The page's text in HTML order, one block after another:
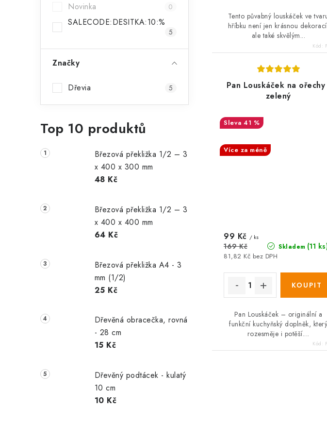
Novinka 0
SALECODE:DESITKA:10:%
5
Značky
Dřevia 5
Top 10 produktů
Březová překližka 1/2 – 3
x 400 x 300 mm
48 Kč
Březová překližka 1/2 – 3
x 400 x 400 mm
64 Kč
Březová překližka A4 - 3
mm (1/2)
25 Kč
Dřevěná obracečka, rovná
- 28 cm
15 Kč
Dřevěný podtácek - kulatý
10 cm
10 Kč
Tento půvabný louskáček ve
hříbku není jen krásnou
ale také skvělým...
Kód:
Pan Louskáček na ořechy
zelený
41 %
Více za méně
Skladem (11
81,82 Kč bez DPH
99 Kč / ks
169 Kč
Pan Louskáček – originální a
funkční kuchyňský doplněk, který
rozesměje i potěší....
Kód: